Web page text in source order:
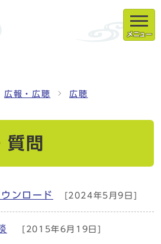
メニュー
広報・広聴 広聴
質問
ンロード [2024年5月9日]
[2015年6月19日]